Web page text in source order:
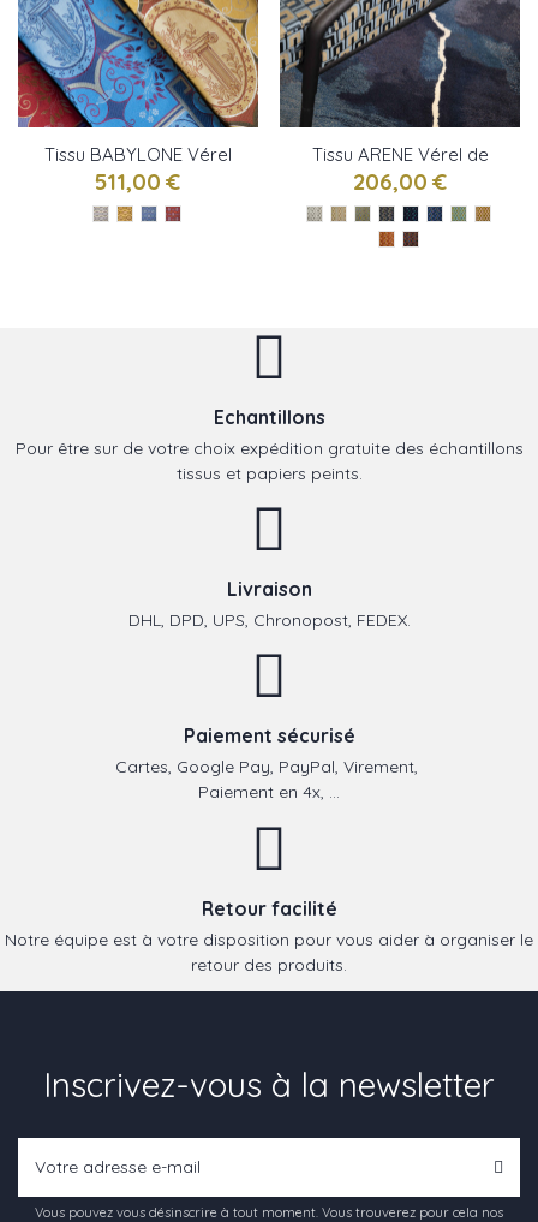
Tissu BABYLONE Vérel
de Belval
511,00 €
Tissu ARENE Vérel de
Belval
206,00 €
Echantillons
Pour être sur de votre choix expédition gratuite des échantillons
tissus et papiers peints.
Livraison
DHL, DPD, UPS, Chronopost, FEDEX.
Paiement sécurisé
Cartes, Google Pay, PayPal, Virement,
Paiement en 4x, ...
Retour facilité
Notre équipe est à votre disposition pour vous aider à organiser le
retour des produits.
Inscrivez-vous à la newsletter
Vous pouvez vous désinscrire à tout moment. Vous trouverez pour cela nos